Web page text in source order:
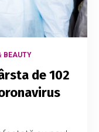
BEAUTY
de 102